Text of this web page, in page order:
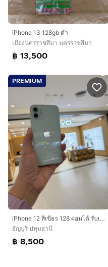
iPhone 13 128gb ดำ
เมืองนครราชสีมา นครราชสีมา
฿ 13,500
PREMIUM
iPhone 12 สีเขียว 128 ผ่อนได้ รับเทิร์น
ธัญบุรี ปทุมธานี
฿ 8,500